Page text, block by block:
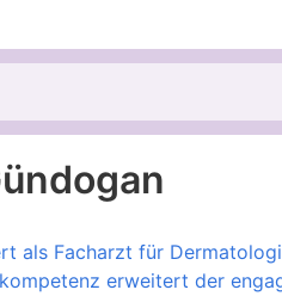
als Facharzt für
erweitert der